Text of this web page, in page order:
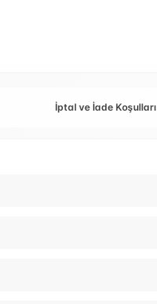
İptal ve İade Koşulları